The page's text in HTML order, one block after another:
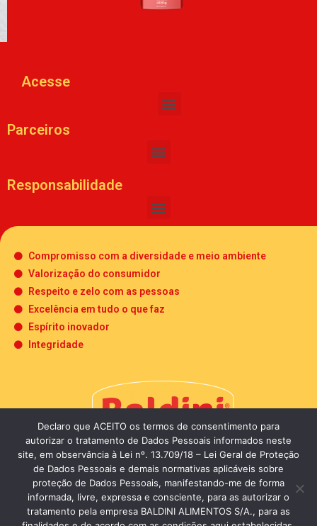
Acesse
Parceiros
Responsabilidade
Compromisso com a diversidade e meio ambiente
Valorização do consumidor
Respeito e zelo com as pessoas
Excelência em tudo o que faz
Espírito inovador
Integridade
Declaro que ACEITO os termos de consentimento para
autorizar o tratamento de Dados Pessoais informados neste
site, em observância à Lei nº. 13.709/18 – Lei Geral de Proteção
de Dados Pessoais e demais normativas aplicáveis sobre
proteção de Dados Pessoais, manifestando-me de forma
informada, livre, expressa e consciente, para as autorizar o
tratamento pela empresa BALDINI ALIMENTOS S/A., para as